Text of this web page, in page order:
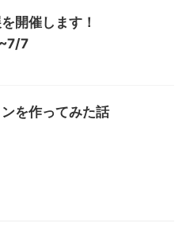
開催します！
7
を作ってみた話